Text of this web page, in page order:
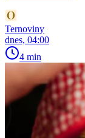
Ternoviny
dnes, 04:00
4 min